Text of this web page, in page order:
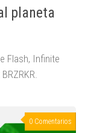
planeta
Flash, Infinite
0 Comentarios